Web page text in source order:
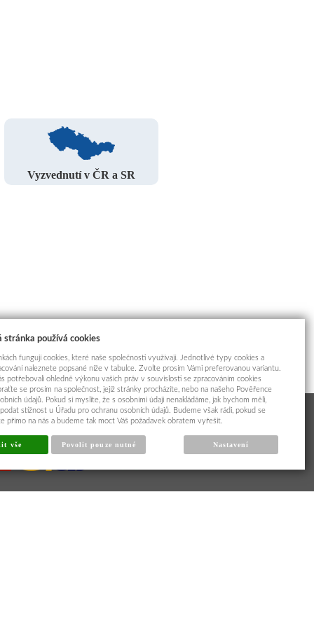
Vyzvednutí v ČR a SR
stránka používá cookies
fungují cookies, které naše společnosti využívají. Jednotlivé typy cookies a
naleznete popsané níže v tabulce. Zvolte prosím Vámi preferovanou variantu.
potřebovali ohledně výkonu vašich práv v souvislosti se zpracováním cookies
se prosím na společnost, jejíž stránky procházíte, nebo na našeho Pověřence
údajů. Pokud si myslíte, že s osobními údaji nenakládáme, jak bychom měli,
stížnost u Úřadu pro ochranu osobních údajů. Budeme však rádi, pokud se
přímo na nás a budeme tak moct Váš požadavek obratem vyřešit.
vše Povolit pouze nutné Nastavení